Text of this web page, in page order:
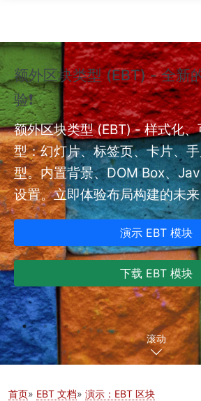
额外区块类型 (EBT) - 全新
验❗
额外区块类型 (EBT) - 样式化
型：幻灯片、标签页、卡片、
型。内置背景、DOM Box、
设置。立即体验布局构建的未
演示 EBT 模块
下载 EBT 模块
滚动
首页 EBT 文档 演示：EBT 区块